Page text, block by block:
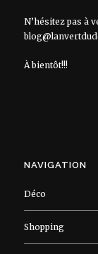
N’hésitez pas à
À bientôt!!!
NAVIGATION
Déco
Shopping